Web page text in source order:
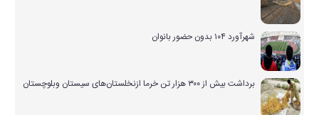
شهرآورد ۱۰۴ بدون حضور بانوان
برداشت بیش از ۳۰۰ هزار تن خرما ازنخلستان‌های سیستان وبلوچستان